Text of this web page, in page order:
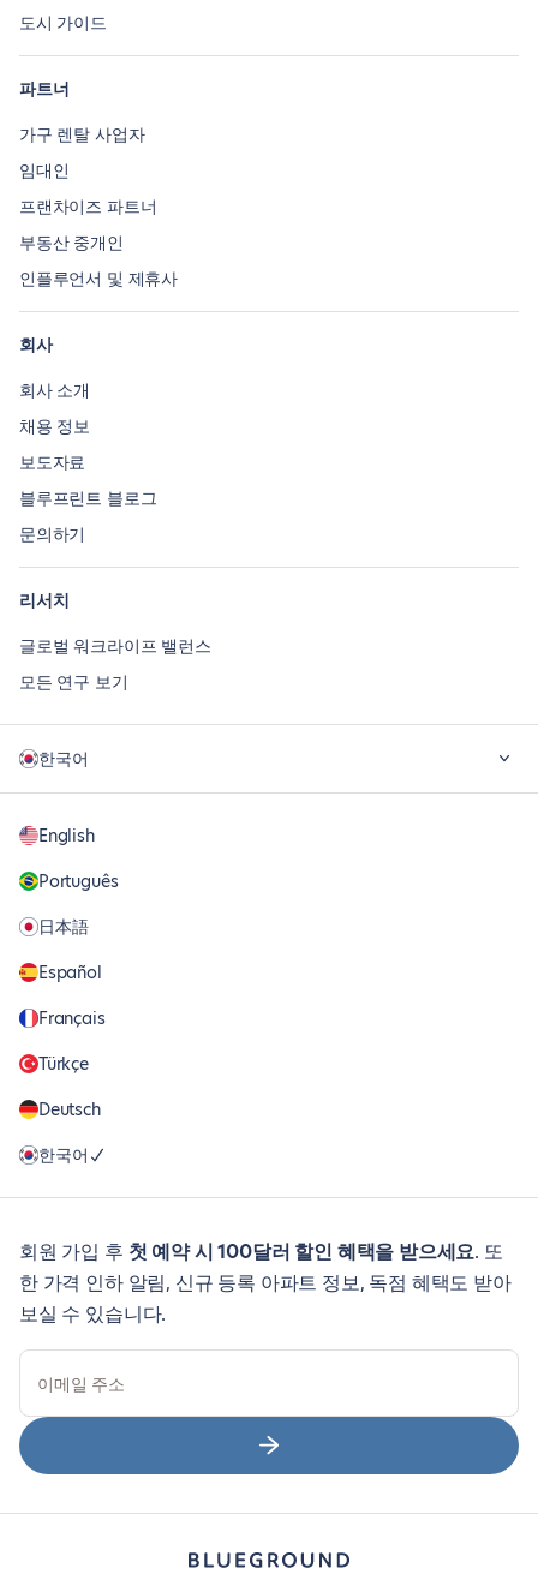
도시 가이드
파트너
가구 렌탈 사업자
임대인
프랜차이즈 파트너
부동산 중개인
인플루언서 및 제휴사
회사
회사 소개
채용 정보
보도자료
블루프린트 블로그
문의하기
리서치
글로벌 워크라이프 밸런스
모든 연구 보기
한국어
English
Português
日本語
Español
Français
Türkçe
Deutsch
한국어
회원 가입 후 첫 예약 시 100달러 할인 혜택을 받으세요. 또
한 가격 인하 알림, 신규 등록 아파트 정보, 독점 혜택도 받아
보실 수 있습니다.
이메일 주소